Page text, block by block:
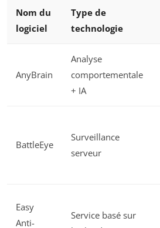
Nom du
logiciel
Type de
technologie
AnyBrain
Analyse
comportementale
+ IA
BattleEye
Surveillance
serveur
Easy
Anti-
Service basé sur